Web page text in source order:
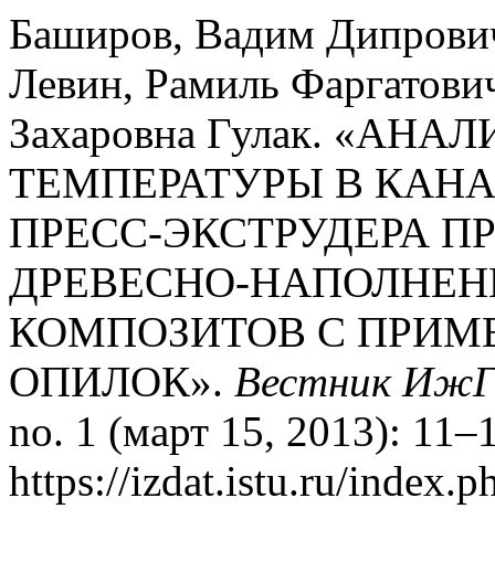
Баширов, Вадим
Левин, Рамиль
Захаровна Гулак.
ТЕМПЕРАТУРЫ В
ПРЕСС-ЭКСТРУДЕРА
ДРЕВЕСНО-
КОМПОЗИТОВ С
ОПИЛОК». Вестник
no. 1 (март 15, 2013):
https://izdat.istu.ru/